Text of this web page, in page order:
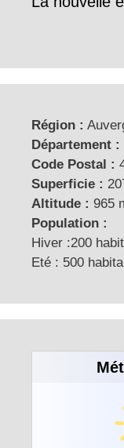
Région :
Département :
Code Postal :
Superficie :
Altitude : 965
Population :
Hiver :200
Eté : 500